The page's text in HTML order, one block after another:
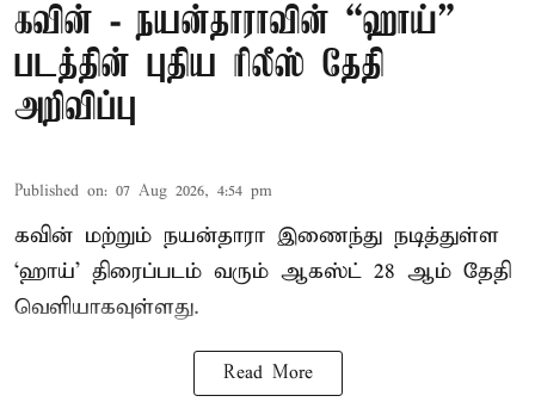
கவின் - நயன்தாராவின் “ஹாய்”
படத்தின் புதிய ரிலீஸ் தேதி
அறிவிப்பு
Published on: 07 Aug 2026, 4:54 pm
கவின் மற்றும் நயன்தாரா இணைந்து நடித்துள்ள
‘ஹாய்’ திரைப்படம் வரும் ஆகஸ்ட் 28 ஆம் தேதி
வெளியாகவுள்ளது.
Read More